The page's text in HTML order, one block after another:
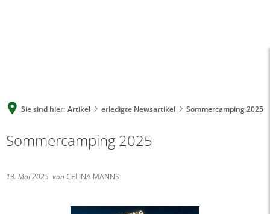
Sie sind hier: Artikel erledigte Newsartikel Sommercamping 2025
Sommercamping 2025
13. Mai 2025 vonCELINA MANNS